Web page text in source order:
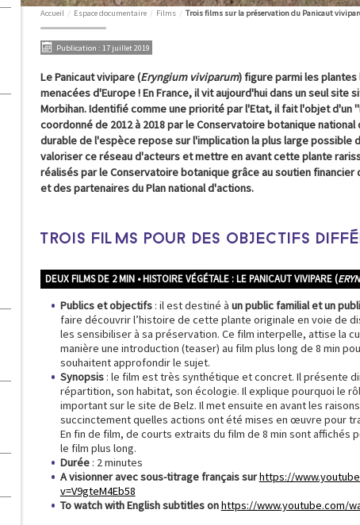
Accueil / Espace documentaire / Films / Trois films sur la préservation du Panicaut
Publication : 17 juillet 2019
Le Panicaut vivipare (Eryngium viviparum) figure parmi les
menacées d'Europe ! En France, il vit aujourd'hui dans un seul site
Morbihan. Identifié comme une priorité par l'Etat, il fait l'objet d'un
coordonné de 2012 à 2018 par le Conservatoire botanique
durable de l'espèce repose sur l'implication la plus large possible
valoriser ce réseau d'acteurs et mettre en avant cette plante
réalisés par le Conservatoire botanique grâce au soutien financier
et des partenaires du Plan national d'actions.
TROIS FILMS POUR DES OBJECTIFS
DEUX FILMS DE 2 MIN • HISTOIRE VÉGÉTALE : LE PANICAUT VIVIPARE (
Publics et objectifs : il est destiné à un public familial et un
faire découvrir l’histoire de cette plante originale en voie de
les sensibiliser à sa préservation. Ce film interpelle, attise la
manière une introduction (teaser) au film plus long de 8 min
souhaitent approfondir le sujet.
Synopsis : le film est très synthétique et concret. Il présente
répartition, son habitat, son écologie. Il explique pourquoi le
important sur le site de Belz. Il met ensuite en avant les
succinctement quelles actions ont été mises en œuvre pour
En fin de film, de courts extraits du film de 8 min sont affichés
le film plus long.
Durée : 2 minutes
A visionner avec sous-titrage français surhttps://
v=V9gteM4Eb58
To watch with English subtitles onhttps://www.youtube.com/